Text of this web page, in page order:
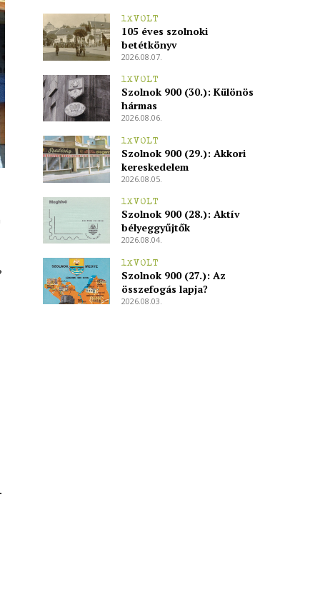
1XVOLT
105 éves szolnoki
betétkönyv
2026.08.07.
1XVOLT
Szolnok 900 (30.): Különös
hármas
2026.08.06.
1XVOLT
Szolnok 900 (29.): Akkori
kereskedelem
2026.08.05.
1XVOLT
Szolnok 900 (28.): Aktív
bélyeggyűjtők
2026.08.04.
1XVOLT
Szolnok 900 (27.): Az
összefogás lapja?
2026.08.03.